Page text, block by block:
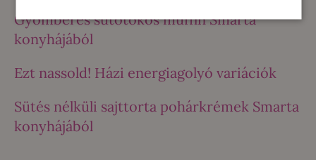
Gyömbéres sütőtökös muffin Smarta
konyhájából
Ezt nassold! Házi energiagolyó variációk
Sütés nélküli sajttorta pohárkrémek Smarta
konyhájából